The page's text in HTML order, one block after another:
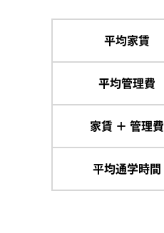
平均家賃
平均管理費
家賃 ＋ 管理費
平均通学時間